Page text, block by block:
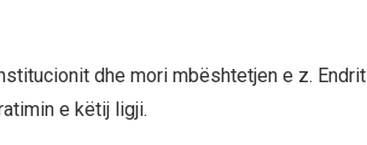
dhe mori mbështetjen e z. Endrit
e këtij ligji.